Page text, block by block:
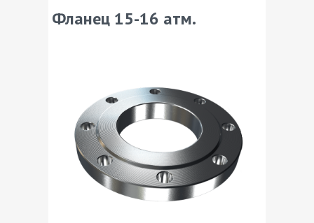
Фланец 15-16 атм.